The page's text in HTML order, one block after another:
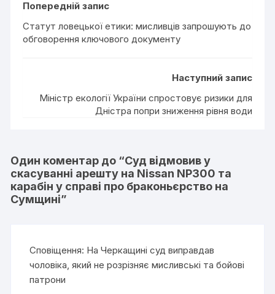
Попередній запис
Статут ловецької етики: мисливців запрошують до
обговорення ключового документу
Наступний запис
Міністр екології України спростовує ризики для
Дністра попри зниження рівня води
Один коментар до “Суд відмовив у
скасуванні арешту на Nissan NP300 та
карабін у справі про браконьєрство на
Сумщині”
Сповіщення: На Черкащині суд виправдав
чоловіка, який не розрізняє мисливські та бойові
патрони